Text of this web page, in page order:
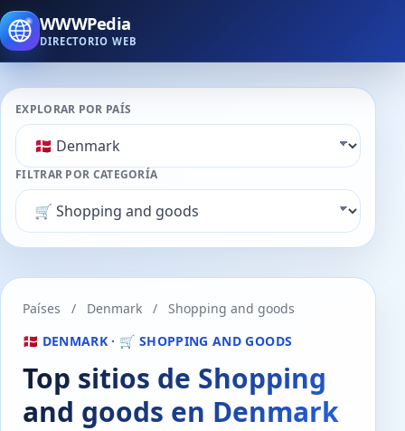
WWWPedia
DIRECTORIO WEB
EXPLORAR POR PAÍS
FILTRAR POR CATEGORÍA
Países / Denmark /
Shopping and goods
🇩🇰 DENMARK · 🛒 SHOPPING AND GOODS
Top sitios de Shopping
and goods en Denmark